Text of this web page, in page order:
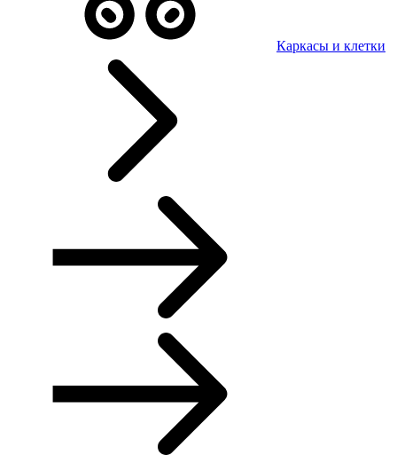
Каркасы и клетки